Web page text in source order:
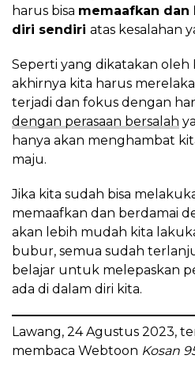
harus bisa memaafkan
diri sendiri atas kesalahan
Seperti yang dikatakan oleh
akhirnya kita harus
terjadi dan fokus dengan
dengan perasaan bersalah
hanya akan menghambat
maju.
Jika kita sudah bisa
memaafkan dan berdamai
akan lebih mudah kita
bubur, semua sudah
belajar untuk melepaskan
ada di dalam diri kita.
Lawang, 24 Agustus 2023,
membaca Webtoon Kosan